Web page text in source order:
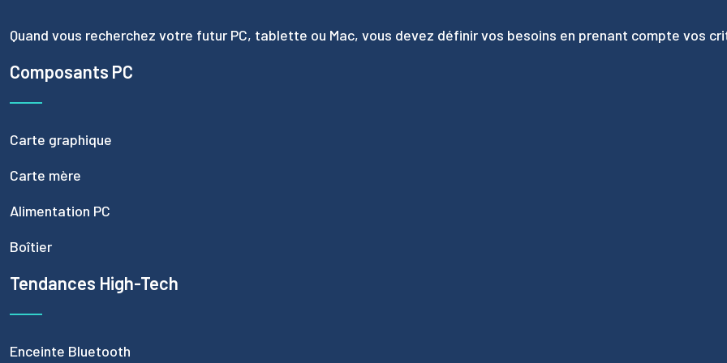
Quand vous recherchez votre futur PC, tablette ou Mac, vous devez définir vos besoins en prenant compte vos
Composants PC
Carte graphique
Carte mère
Alimentation PC
Boîtier
Tendances High-Tech
Enceinte Bluetooth